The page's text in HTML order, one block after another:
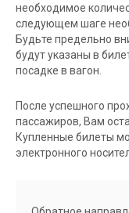
необходимое
следующем шаге
Будьте предельно
будут указаны в
посадке в вагон.
После успешного
пассажиров, Вам
Купленные билеты
электронного